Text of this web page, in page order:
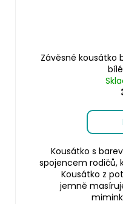
Závěsné kousátko
Kousátko s
spojencem rodičů,
Kousátko z
jemně